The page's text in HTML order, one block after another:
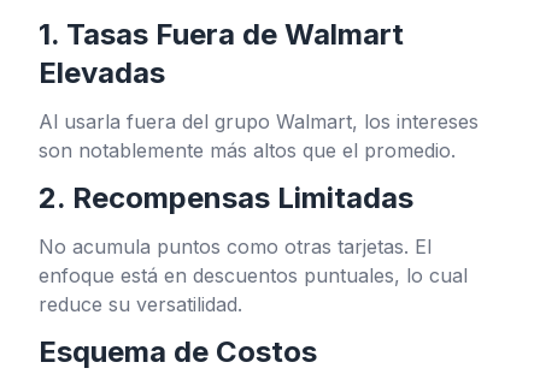
1. Tasas Fuera de Walmart
Elevadas
Al usarla fuera del grupo Walmart, los intereses
son notablemente más altos que el promedio.
2. Recompensas Limitadas
No acumula puntos como otras tarjetas. El
enfoque está en descuentos puntuales, lo cual
reduce su versatilidad.
Esquema de Costos